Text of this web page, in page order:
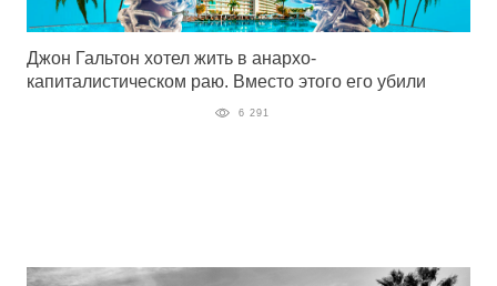
Джон Гальтон хотел жить в анархо-
капиталистическом раю. Вместо этого его убили
6 291